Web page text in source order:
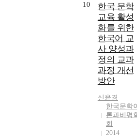
10
한국 문학
교육 활성
화를 위한
한국어 교
사 양성과
정의 교과
과정 개선
방안
신윤경
한국문학
론과비평
회
2014